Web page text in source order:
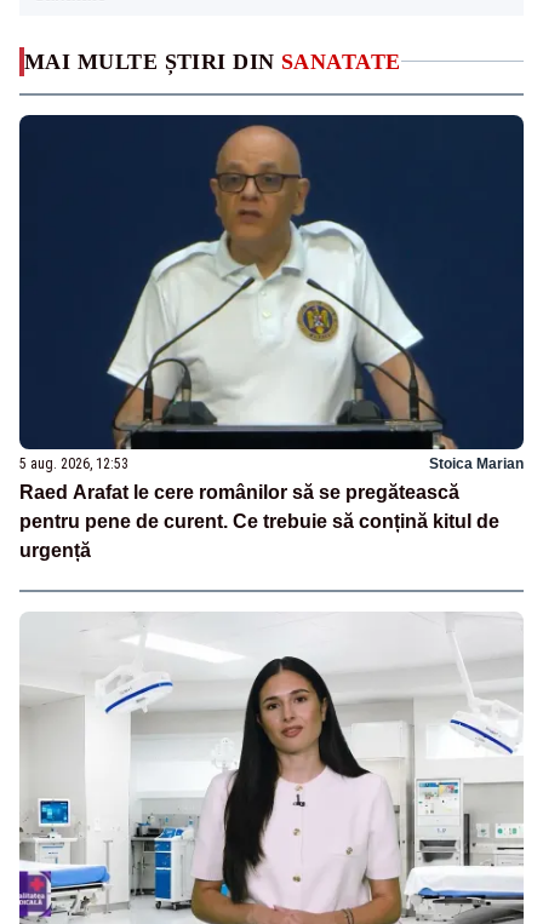
MAI MULTE ȘTIRI DIN SANATATE
5 aug. 2026, 12:53 Stoica Marian
Raed Arafat le cere românilor să se pregătească
pentru pene de curent. Ce trebuie să conțină kitul de
urgență